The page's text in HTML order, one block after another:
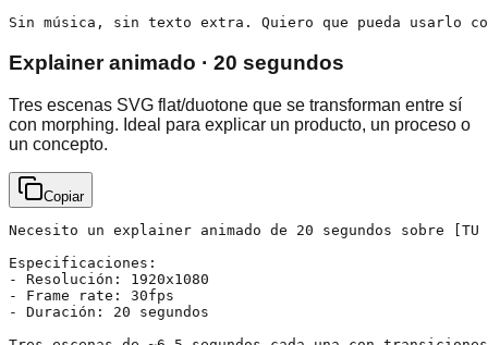
Sin música, sin texto extra. Quiero que pueda usarlo
Explainer animado · 20 segundos
Tres escenas SVG flat/duotone que se transforman entre sí
con morphing. Ideal para explicar un producto, un proceso o
un concepto.
Copiar
Necesito un explainer animado de 20 segundos sobre [TU
Especificaciones:
- Resolución: 1920x1080
- Frame rate: 30fps
- Duración: 20 segundos